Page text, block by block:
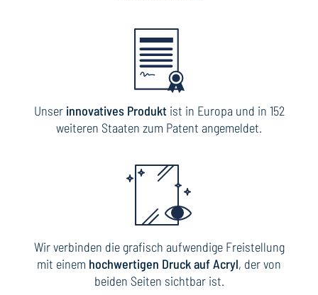
Unser innovatives Produktist in Europa und in 152
weiteren Staaten zum Patent angemeldet.
Wir verbinden die grafisch aufwendige Freistellung
mit einem hochwertigen Druck auf Acryl, der von
beiden Seiten sichtbar ist.